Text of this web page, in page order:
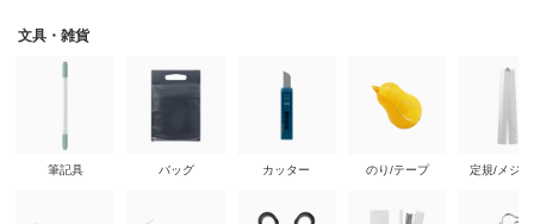
文具・雑貨
筆記具 バッグ カッター のり/テープ 定規/メジ